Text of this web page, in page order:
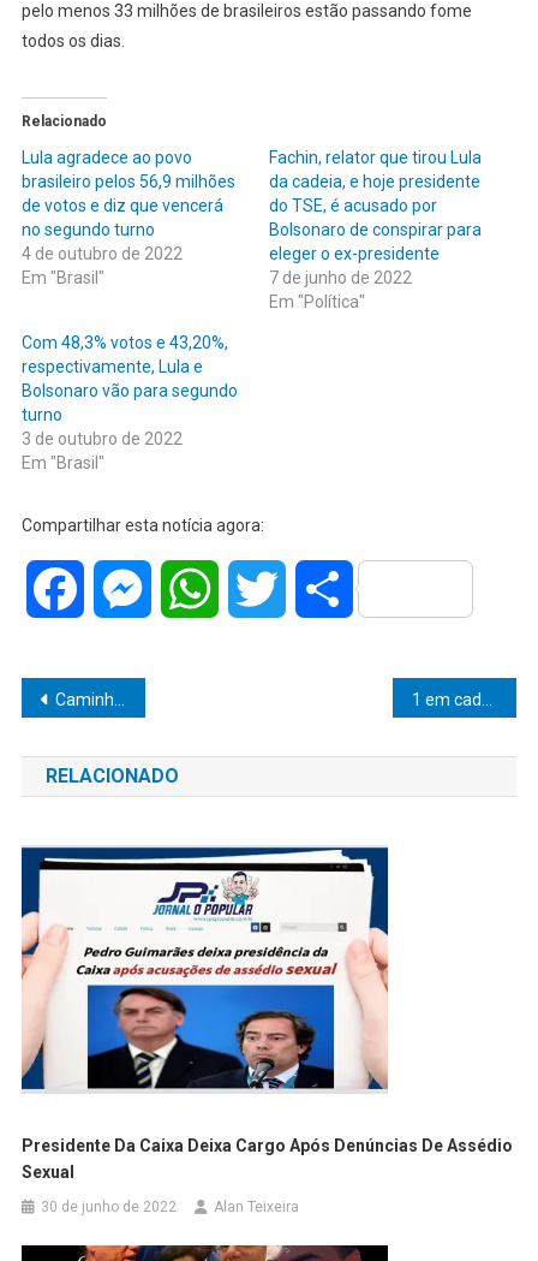
pelo menos 33 milhões de brasileiros estão passando fome
todos os dias.
Relacionado
Lula agradece ao povo
brasileiro pelos 56,9 milhões
de votos e diz que vencerá
no segundo turno
4 de outubro de 2022
Em "Brasil"
Fachin, relator que tirou Lula
da cadeia, e hoje presidente
do TSE, é acusado por
Bolsonaro de conspirar para
eleger o ex-presidente
7 de junho de 2022
Em "Política"
Com 48,3% votos e 43,20%,
respectivamente, Lula e
Bolsonaro vão para segundo
turno
3 de outubro de 2022
Em "Brasil"
Compartilhar esta notícia agora:
Facebook MessengerWhatsAppTwitter Share
Navegação
de
Post
Caminhada do Amor aconteceu neste sábado (29) no Bosque Municipal 1 em cada 4 brasileiros afirma que está faltando comida em casa
RELACIONADO
Presidente Da Caixa Deixa Cargo Após Denúncias De Assédio
Sexual
30 de junho de 2022 Alan Teixeira